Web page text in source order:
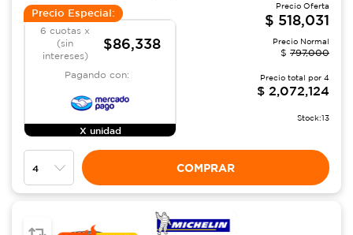
Precio Especial:
6 cuotas x
(sin
intereses)
$86,338
Pagando con:
X unidad
Precio Oferta
$ 518,031
Precio Normal
$ 797,000
Precio total por 4
$ 2,072,124
Stock:13
COMPRAR